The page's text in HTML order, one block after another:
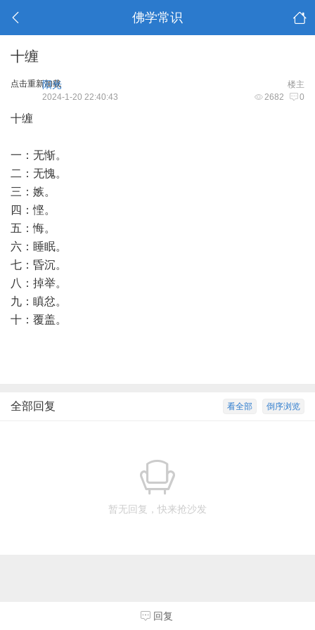
佛学常识
十缠
点击重新加载 楼主
阳光
2682 0
2024-1-20 22:40:43
十缠
一：无惭。
二：无愧。
三：嫉。
四：悭。
五：悔。
六：睡眠。
七：昏沉。
八：掉举。
九：瞋忿。
十：覆盖。
倒序浏览
看全部
全部回复
暂无回复，快来抢沙发
回复